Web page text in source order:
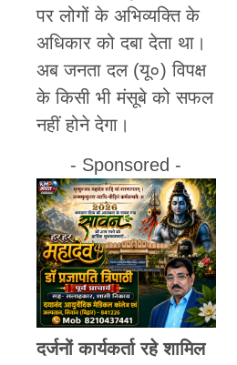
पर लोगों के अभिव्यक्ति के
अधिकार को दबा देता था।
अब जनता दल (यू०) विपक्ष
के किसी भी मंसूबे को सफल
नहीं होने देगा।
- Sponsored -
दर्जनों कार्यकर्ता रहे शामिल